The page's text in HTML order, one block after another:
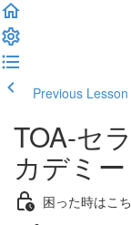
Previous Lesson
TOA-セ
カデミー
困った時はこ